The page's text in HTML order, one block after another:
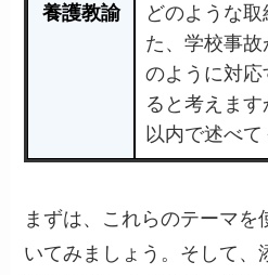
養護教諭
どのような
た、学校事
のように対
ると考えま
以内で述べ
まずは、これらのテーマを
いてみましょう。そして、